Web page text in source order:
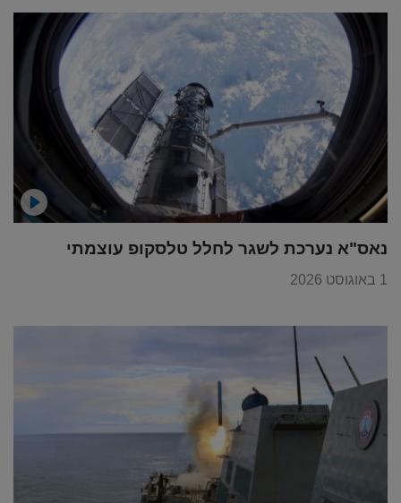
נאס"א נערכת לשגר לחלל טלסקופ עוצמתי
1 באוגוסט 2026